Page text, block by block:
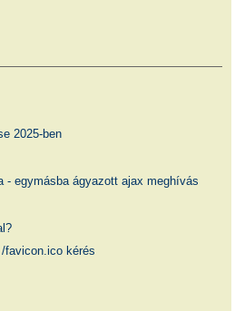
2025-ben
- egymásba ágyazott ajax meghívás
favicon.ico kérés